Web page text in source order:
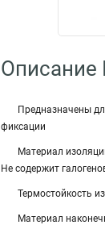
Описание
Предназначены
фиксации
Материал
Не содержит
Термостойкость
Материал